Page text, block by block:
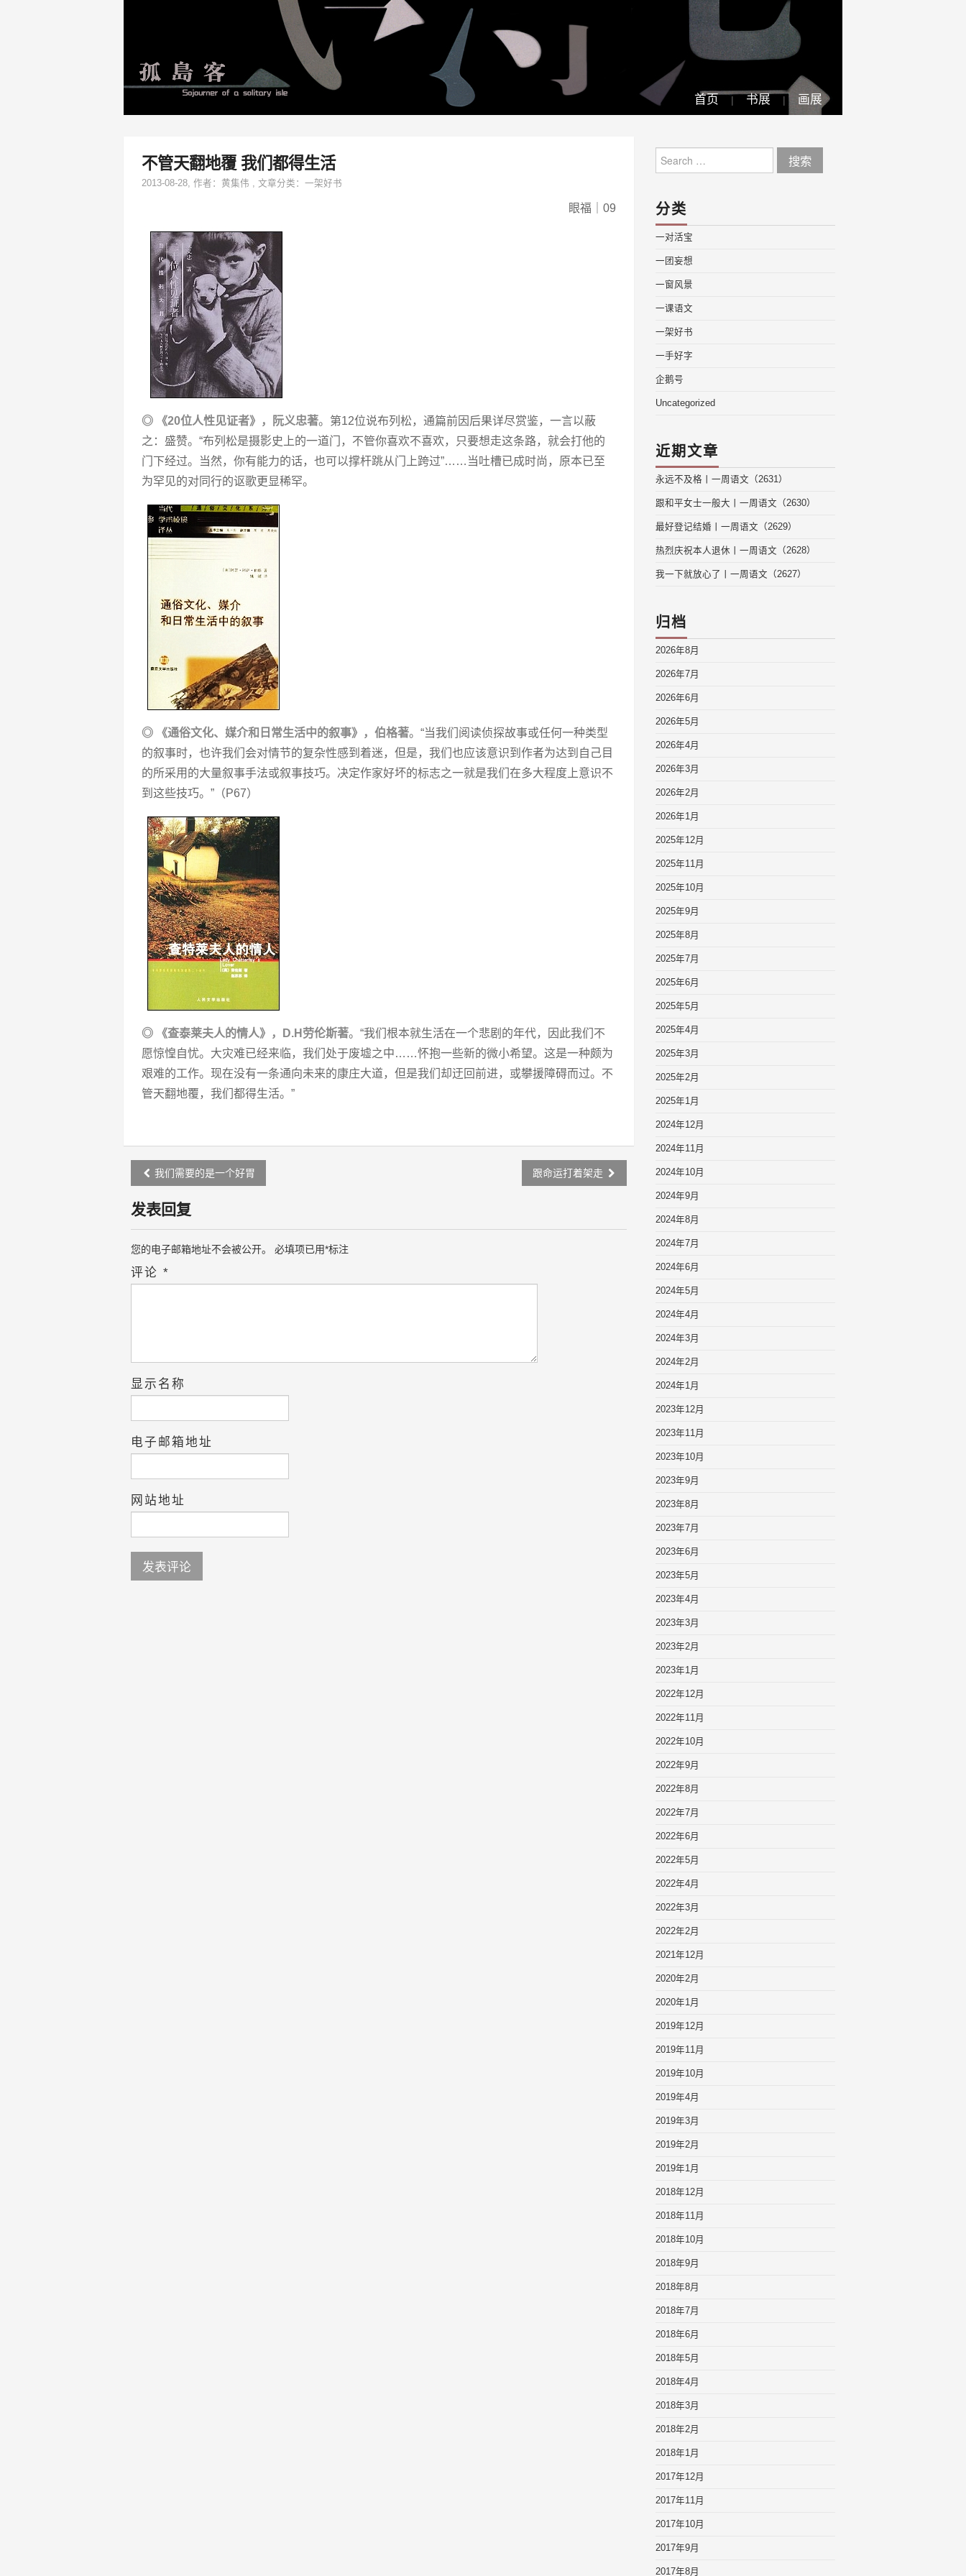
首页 书展 画展
不管天翻地覆 我们都得生活
2013-08-28, 作者： 黄集伟 , 文章分类： 一架好书
眼福｜09
◎ 《20位人性见证者》，阮义忠著。第12位说布列松，通篇前因后果详尽赏鉴，一言以蔽
之：盛赞。“布列松是摄影史上的一道门，不管你喜欢不喜欢，只要想走这条路，就会打他的
门下经过。当然，你有能力的话，也可以撑杆跳从门上跨过”……当吐槽已成时尚，原本已至
为罕见的对同行的讴歌更显稀罕。
◎ 《通俗文化、媒介和日常生活中的叙事》，伯格著。“当我们阅读侦探故事或任何一种类型
的叙事时，也许我们会对情节的复杂性感到着迷，但是，我们也应该意识到作者为达到自己目
的所采用的大量叙事手法或叙事技巧。决定作家好坏的标志之一就是我们在多大程度上意识不
到这些技巧。”（P67）
◎ 《查泰莱夫人的情人》，D.H劳伦斯著。“我们根本就生活在一个悲剧的年代，因此我们不
愿惊惶自忧。大灾难已经来临，我们处于废墟之中……怀抱一些新的微小希望。这是一种颇为
艰难的工作。现在没有一条通向未来的康庄大道，但是我们却迂回前进，或攀援障碍而过。不
管天翻地覆，我们都得生活。”
Post
navigation
我们需要的是一个好胃 跟命运打着架走
发表回复
您的电子邮箱地址不会被公开。 必填项已用*标注
评论 *
显示名称
电子邮箱地址
网站地址
for:
分类
一对活宝
一团妄想
一窗风景
一课语文
一架好书
一手好字
企鹅号
Uncategorized
近期文章
永远不及格丨一周语文（2631）
跟和平女士一般大丨一周语文（2630）
最好登记结婚丨一周语文（2629）
热烈庆祝本人退休丨一周语文（2628）
我一下就放心了丨一周语文（2627）
归档
2026年8月
2026年7月
2026年6月
2026年5月
2026年4月
2026年3月
2026年2月
2026年1月
2025年12月
2025年11月
2025年10月
2025年9月
2025年8月
2025年7月
2025年6月
2025年5月
2025年4月
2025年3月
2025年2月
2025年1月
2024年12月
2024年11月
2024年10月
2024年9月
2024年8月
2024年7月
2024年6月
2024年5月
2024年4月
2024年3月
2024年2月
2024年1月
2023年12月
2023年11月
2023年10月
2023年9月
2023年8月
2023年7月
2023年6月
2023年5月
2023年4月
2023年3月
2023年2月
2023年1月
2022年12月
2022年11月
2022年10月
2022年9月
2022年8月
2022年7月
2022年6月
2022年5月
2022年4月
2022年3月
2022年2月
2021年12月
2020年2月
2020年1月
2019年12月
2019年11月
2019年10月
2019年4月
2019年3月
2019年2月
2019年1月
2018年12月
2018年11月
2018年10月
2018年9月
2018年8月
2018年7月
2018年6月
2018年5月
2018年4月
2018年3月
2018年2月
2018年1月
2017年12月
2017年11月
2017年10月
2017年9月
2017年8月